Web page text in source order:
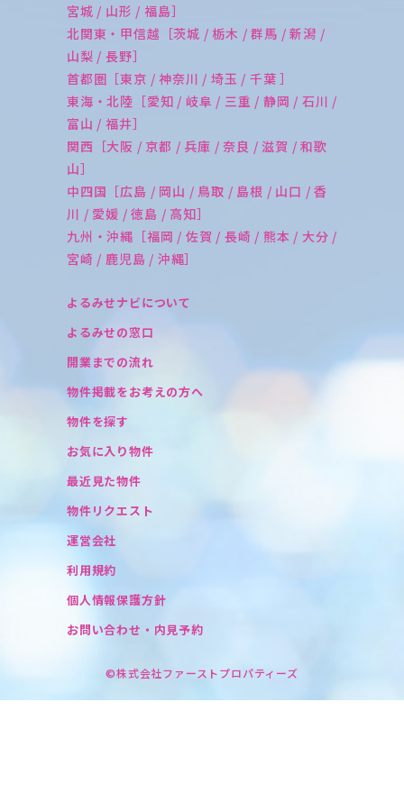
宮城 / 山形 / 福島］
北関東・甲信越［茨城 / 栃木 / 群馬 / 新潟 /
山梨 / 長野］
首都圏［東京 / 神奈川 / 埼玉 / 千葉 ］
東海・北陸［愛知 / 岐阜 / 三重 / 静岡 / 石川 /
富山 / 福井］
関西［大阪 / 京都 / 兵庫 / 奈良 / 滋賀 / 和歌
山］
中四国［広島 / 岡山 / 鳥取 / 島根 / 山口 / 香
川 / 愛媛 / 徳島 / 高知］
九州・沖縄［福岡 / 佐賀 / 長崎 / 熊本 / 大分 /
宮崎 / 鹿児島 / 沖縄］
よるみせナビについて
よるみせの窓口
開業までの流れ
物件掲載をお考えの方へ
物件を探す
お気に入り物件
最近見た物件
物件リクエスト
運営会社
利用規約
個人情報保護方針
お問い合わせ・内見予約
©株式会社ファーストプロパティーズ